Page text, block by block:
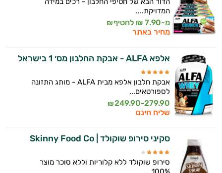
המדויקת....
מ-7.90 ₪ לחטיף ₪
מחיר באתר
אלפא ALFA - אבקת החלבון מס׳ 1 בישראל
אבקת חלבון אלפא מבית ALFA - מותג התזונה
לספורטאים...
249.90-279.90
₪
שליח חינם
סקיני סירופ שוקולד | Skinny Food Co
סירופ שוקולד ללא קלוריות וללא סוכר מוצר